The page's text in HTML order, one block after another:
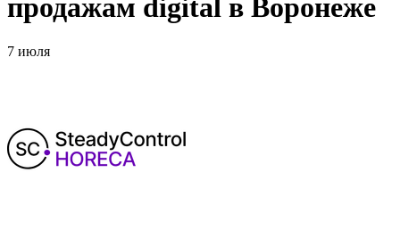
продажам digital в Воронеже
7 июля